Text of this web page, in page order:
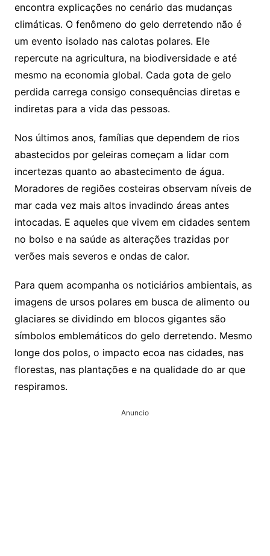
encontra explicações no cenário das mudanças
climáticas. O fenômeno do gelo derretendo não é
um evento isolado nas calotas polares. Ele
repercute na agricultura, na biodiversidade e até
mesmo na economia global. Cada gota de gelo
perdida carrega consigo consequências diretas e
indiretas para a vida das pessoas.
Nos últimos anos, famílias que dependem de rios
abastecidos por geleiras começam a lidar com
incertezas quanto ao abastecimento de água.
Moradores de regiões costeiras observam níveis de
mar cada vez mais altos invadindo áreas antes
intocadas. E aqueles que vivem em cidades sentem
no bolso e na saúde as alterações trazidas por
verões mais severos e ondas de calor.
Para quem acompanha os noticiários ambientais, as
imagens de ursos polares em busca de alimento ou
glaciares se dividindo em blocos gigantes são
símbolos emblemáticos do gelo derretendo. Mesmo
longe dos polos, o impacto ecoa nas cidades, nas
florestas, nas plantações e na qualidade do ar que
respiramos.
Anuncio